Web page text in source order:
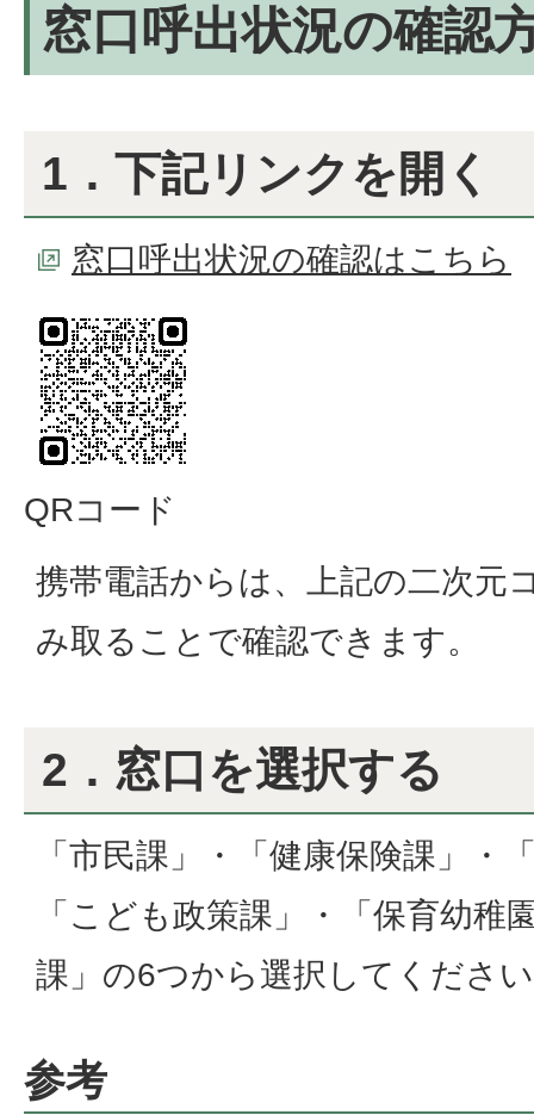
窓口呼出状況の確認
1．下記リンクを開く
窓口呼出状況の確認はこちら
QRコード
携帯電話からは、上記の二次元
み取ることで確認できます。
2．窓口を選択する
「市民課」・「健康保険課」・
「こども政策課」・「保育幼稚
課」の6つから選択してくださ
参考